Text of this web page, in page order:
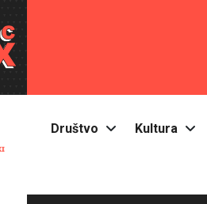
Društvo Kultura